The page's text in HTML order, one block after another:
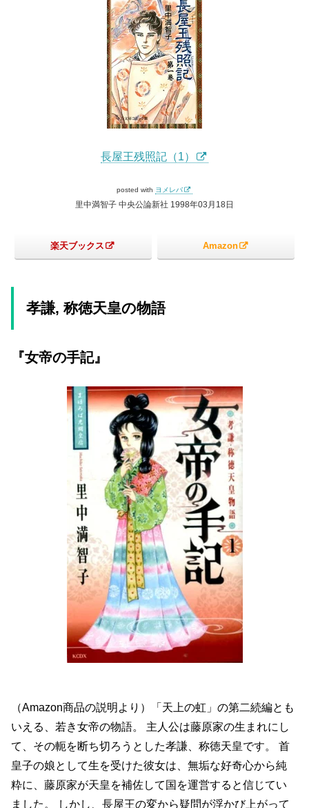
長屋王残照記（1）
posted with ヨメレバ
里中満智子 中央公論新社 1998年03月18日
楽天ブックス Amazon
孝謙, 称徳天皇の物語
『女帝の手記』
（Amazon商品の説明より）「天上の虹」の第二続編とも
いえる、若き女帝の物語。 主人公は藤原家の生まれにし
て、その軛を断ち切ろうとした孝謙、称徳天皇です。 首
皇子の娘として生を受けた彼女は、無垢な好奇心から純
粋に、藤原家が天皇を補佐して国を運営すると信じてい
ました。 しかし、長屋王の変から疑問が浮かび上がって